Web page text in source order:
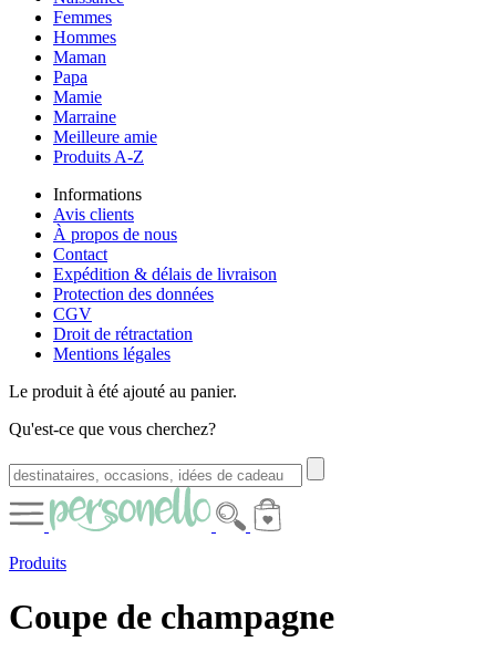
Femmes
Hommes
Maman
Papa
Mamie
Marraine
Meilleure amie
Produits A-Z
Informations
Avis clients
À propos de nous
Contact
Expédition & délais de livraison
Protection des données
CGV
Droit de rétractation
Mentions légales
Le produit à été ajouté au panier.
Qu'est-ce que vous cherchez?
Produits
Coupe de champagne